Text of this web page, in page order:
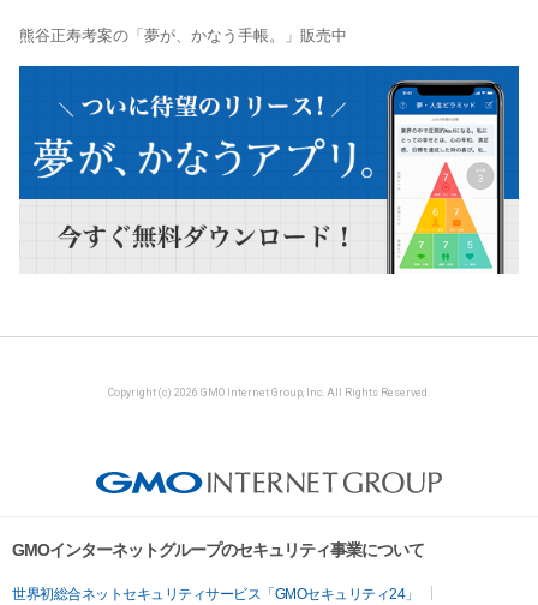
熊谷正寿考案の「夢が、かなう手帳。」販売中
Copyright (c) 2026 GMO Internet Group, Inc. All Rights Reserved.
GMOインターネットグループのセキュリティ事業について
世界初総合ネットセキュリティサービス「GMOセキュリティ24」